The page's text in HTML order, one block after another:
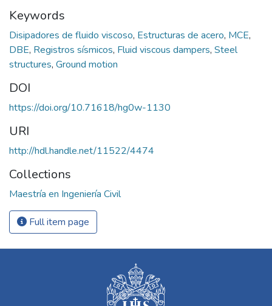
Keywords
Disipadores de fluido viscoso, Estructuras de acero, MCE,
DBE, Registros sísmicos, Fluid viscous dampers, Steel
structures, Ground motion
DOI
https://doi.org/10.71618/hg0w-1130
URI
http://hdl.handle.net/11522/4474
Collections
Maestría en Ingeniería Civil
Full item page